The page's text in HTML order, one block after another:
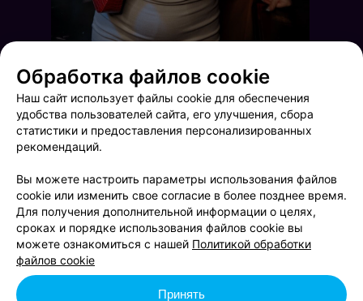
Saturday party Saturday party
Обработка файлов cookie
Наш сайт использует файлы cookie для обеспечения
удобства пользователей сайта, его улучшения, сбора
статистики и предоставления персонализированных
рекомендаций.
Вы можете настроить параметры использования файлов
cookie или изменить свое согласие в более позднее время.
Для получения дополнительной информации о целях,
сроках и порядке использования файлов cookie вы
можете ознакомиться с нашей Политикой обработки
файлов cookie
Принять